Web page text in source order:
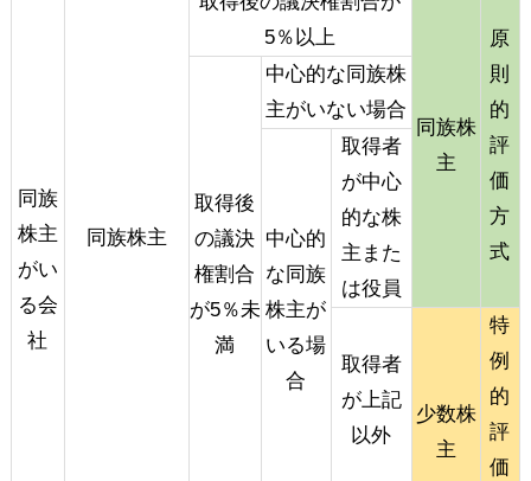
同族
株主
がい
る会
社
同族株主
5％以上
同族株
主
原
則
的
評
価
方
式
取得後
の議決
権割合
が5％未
満
中心的な同族株
主がいない場合
中心的
な同族
株主が
いる場
合
取得者
が中心
的な株
主また
は役員
取得者
が上記
以外
少数株
主
特
例
的
評
価